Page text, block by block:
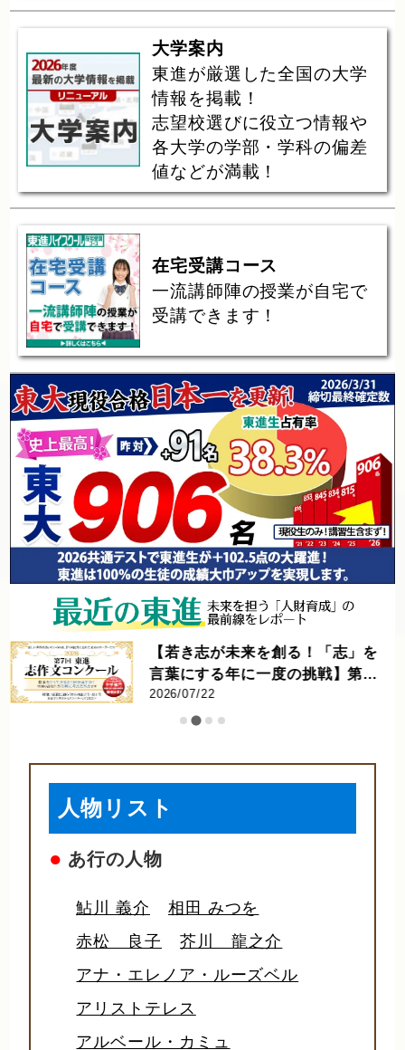
大学案内
東進が厳選した全国の大学
情報を掲載！
志望校選びに役立つ情報や
各大学の学部・学科の偏差
値などが満載！
在宅受講コース
一流講師陣の授業が自宅で
受講できます！
【若き志が未来を創る！「志」を
言葉にする年に一度の挑戦】第7
回 東進 志作文コンクール 優秀者
2026/07/22
人物リスト
● あ行の人物
鮎川 義介
相田 みつを
赤松 良子
芥川 龍之介
アナ・エレノア・ルーズベル
アリストテレス
アルベール・カミュ